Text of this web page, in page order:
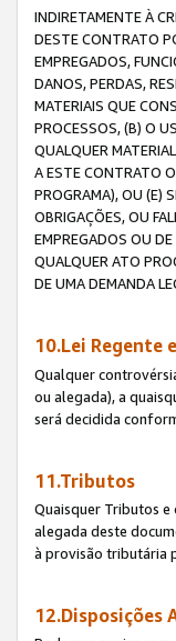
INDIRETAMENTE À
DESTE CONTRATO
EMPREGADOS,
DANOS, PERDAS,
MATERIAIS QUE
PROCESSOS, (B) O
QUALQUER
A ESTE CONTRATO
PROGRAMA), OU (E)
OBRIGAÇÕES, OU
EMPREGADOS OU
QUALQUER ATO
DE UMA DEMANDA
10.Lei Regente
Qualquer
ou alegada), a
será decidida
11.Tributos
Quaisquer Tributos
alegada deste
à provisão tributária
12.Disposições